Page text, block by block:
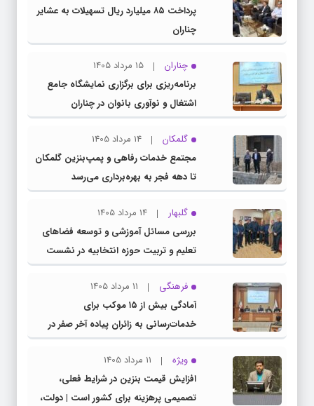
پرداخت ۸۵ میلیارد ریال تسهیلات به عشایر
چناران
چناران
15 مرداد 1405
برنامه‌ریزی برای برگزاری نمایشگاه جامع
اشتغال و نوآوری بانوان در چناران
گلمکان
14 مرداد 1405
مجتمع خدمات رفاهی و پمپ‌بنزین گلمکان
تا دهه فجر به بهره‌برداری می‌رسد
گلبهار
14 مرداد 1405
بررسی مسائل آموزشی و توسعه فضاهای
تعلیم و تربیت حوزه انتخابیه در نشست
مشترک عضو کمیسیون آموزش مجلس با
مدیرکل آموزش و پرورش خراسان رضوی
فرهنگی
11 مرداد 1405
آمادگی بیش از ۱۵ موکب برای
خدمات‌رسانی به زائران پیاده آخر صفر در
شهرستان چناران
ویژه
11 مرداد 1405
افزایش قیمت بنزین در شرایط فعلی،
تصمیمی پرهزینه برای کشور است | دولت،